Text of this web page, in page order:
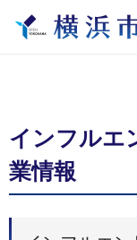
インフルエ
業情報